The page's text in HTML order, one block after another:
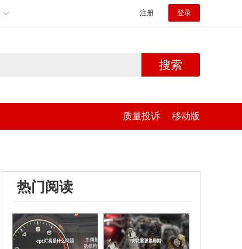
注册 登录
搜索
质量投诉 移动版
热门阅读